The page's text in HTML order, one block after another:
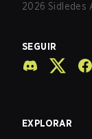
2026 Sidledes
SEGUIR
EXPLORAR